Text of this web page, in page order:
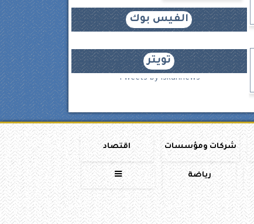
الفيس بوك
تويتر
Tweets by iskannews
شركات ومؤسسات اقتصاد
رياضة 